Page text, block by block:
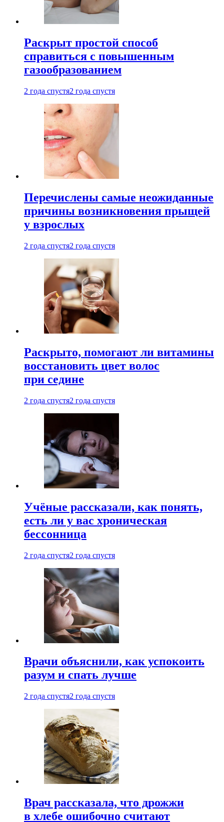
Раскрыт простой способ
справиться с повышенным
газообразованием
2 года спустя2 года спустя
Перечислены самые неожиданные
причины возникновения прыщей
у взрослых
2 года спустя2 года спустя
Раскрыто, помогают ли витамины
восстановить цвет волос
при седине
2 года спустя2 года спустя
Учёные рассказали, как понять,
есть ли у вас хроническая
бессонница
2 года спустя2 года спустя
Врачи объяснили, как успокоить
разум и спать лучше
2 года спустя2 года спустя
Врач рассказала, что дрожжи
в хлебе ошибочно считают